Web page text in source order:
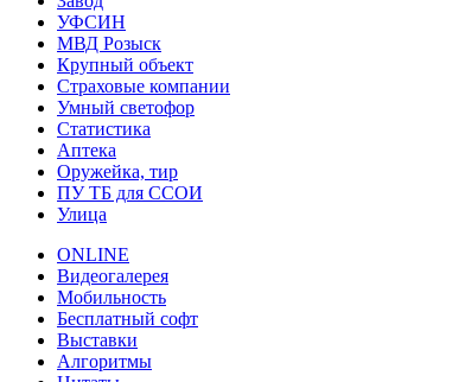
УФСИН
МВД Розыск
Крупный объект
Страховые компании
Умный светофор
Статистика
Аптека
Оружейка, тир
ПУ ТБ для ССОИ
Улица
ONLINE
Видеогалерея
Мобильность
Бесплатный софт
Выставки
Алгоритмы